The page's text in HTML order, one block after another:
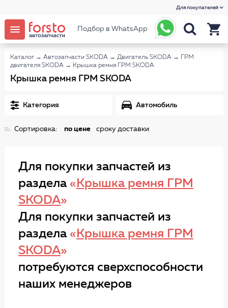
Для покупателей
Подбор в WhatsApp
Каталог → Автозапчасти SKODA → Двигатель SKODA →
ГРМ
двигателя SKODA → Крышка ремня ГРМ SKODA
Крышка ремня ГРМ SKODA
Категория Автомобиль
Сортировка: по цене сроку доставки
Для покупки запчастей из
раздела « Крышка ремня ГРМ
SKODA»
Для покупки запчастей из
раздела « Крышка ремня ГРМ
SKODA»
потребуются сверхспособности
наших менеджеров